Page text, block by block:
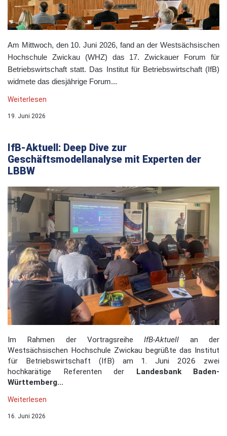
Am Mittwoch, den 10. Juni 2026, fand an der Westsächsischen
Hochschule Zwickau (WHZ) das 17. Zwickauer Forum für
Betriebswirtschaft statt. Das Institut für Betriebswirtschaft (IfB)
widmete das diesjährige Forum...
Weiterlesen
19. Juni 2026
IfB-Aktuell: Deep Dive zur
Geschäftsmodellanalyse mit Experten der
LBBW
Im Rahmen der VortragsreiheIfB-Aktuell an der
Westsächsischen Hochschule Zwickau begrüßte das Institut
für Betriebswirtschaft (IfB) am 1. Juni 2026 zwei
hochkarätige Referenten der Landesbank Baden-
Württemberg...
Weiterlesen
16. Juni 2026